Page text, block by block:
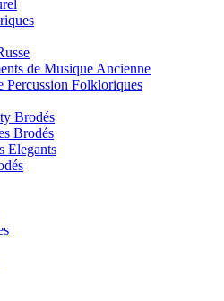
de Musique Ancienne
Percussion Folkloriques
Brodés
Brodés
Elegants